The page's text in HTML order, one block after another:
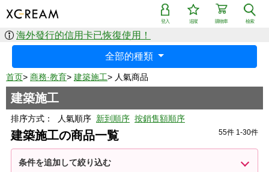
檢索
購物車
追蹤
登入
海外發行的信用卡已恢復使用！
全部的種類
首页> 商務·教育> 建築施工> 人氣商品
建築施工
排序方式： 人氣順序 新到順序 按銷售額順序
建築施工の商品一覧 55件 1-30件
条件を追加して絞り込む